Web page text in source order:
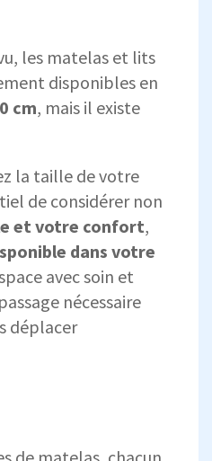
les matelas et lits
disponibles en
cm, mais il existe
la taille de votre
de considérer non
et votre confort,
dans votre
avec soin et
nécessaire
déplacer